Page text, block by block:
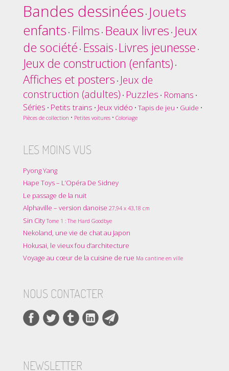
Bandes dessinées• Jouets
enfants • Films • Beaux livres • Jeux
de société • Essais • Livres jeunesse •
Jeux de construction (enfants) •
Affiches et posters • Jeux de
construction (adultes) • Puzzles • Romans •
Séries • Petits trains • Jeux vidéo • Tapis de jeu • Guide •
Pièces de collection • Petites voitures• Coloriage
LES MOINS VUS
Pyong Yang
Hape Toys – L’Opéra De Sidney
Le passage de la nuit
Alphaville – version danoise 27,94 x 43,18 cm
Sin City Tome 1 : The Hard Goodbye
Nekoland, une vie de chat au Japon
Hokusai, le vieux fou d’architecture
Voyage au cœur de la cuisine de rue Ma cantine en ville
NOUS CONTACTER
NEWSLETTER